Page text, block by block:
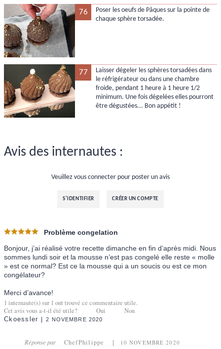
76
Poser les oeufs de Pâques sur la pointe de
chaque sphère torsadée.
77
Laisser dégeler les sphères torsadées dans
le réfrigérateur ou dans une chambre
froide, pendant 1 heure à 1 heure 1/2
minimum. Une fois dégelées elles pourront
être dégustées... Bon appétit !
Avis des internautes :
Veuillez vous connecter pour poster un avis
S'IDENTIFIER CRÉER UN COMPTE
Problème congelation
Bonjour, j’ai réalisé votre recette dimanche en fin d’après midi. Nous
sommes lundi soir et la mousse n’est pas congelé elle reste « molle
» est ce normal? Est ce la mousse qui a un soucis ou est ce mon
congélateur?
Merci d’avance!
1 internaute(s) sur 1 ont trouvé ce commentaire utile.
Cet avis vous a-t-il été utile?
Oui Non
Ckoessler 2 NOVEMBRE 2020
Réponse par ChefPhilippe 10 NOVEMBRE 2020